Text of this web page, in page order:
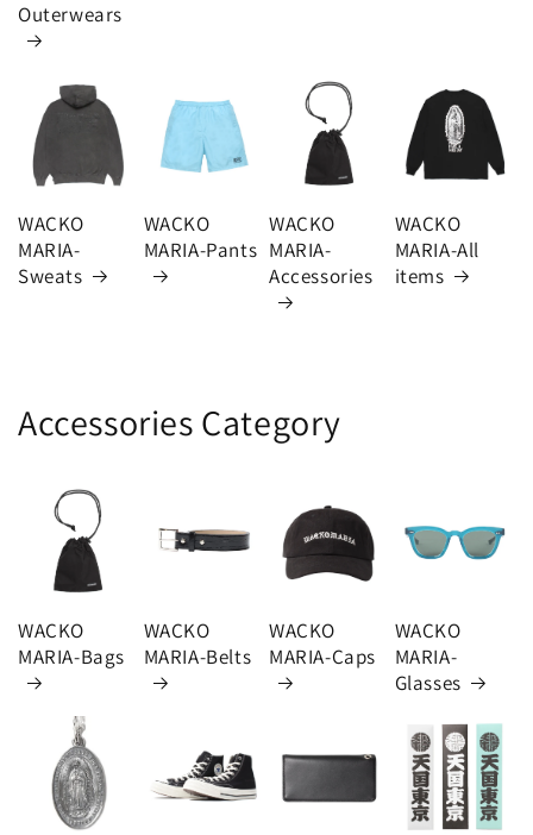
Outerwears
WACKO
MARIA-
Sweats
WACKO
MARIA-Pants
WACKO
MARIA-
Accessories
WACKO
MARIA-All
items
Accessories Category
WACKO
MARIA-Bags
WACKO
MARIA-Belts
WACKO
MARIA-Caps
WACKO
MARIA-
Glasses